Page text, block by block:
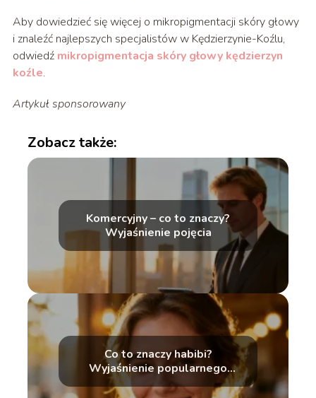
Aby dowiedzieć się więcej o mikropigmentacji skóry głowy
i znaleźć najlepszych specjalistów w Kędzierzynie-Koźlu,
odwiedź mikropigmentacja skóry głowy kędzierzyn
koźle.
Artykuł sponsorowany
Zobacz także:
Komercyjny – co to znaczy?
Wyjaśnienie pojęcia
Co to znaczy habibi?
Wyjaśnienie popularnego
zwrotu